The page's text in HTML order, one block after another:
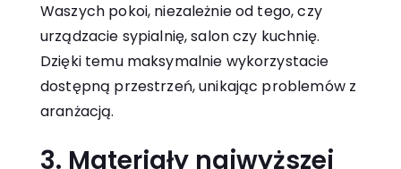
Waszych pokoi, niezależnie od tego, czy
urządzacie sypialnię, salon czy kuchnię.
Dzięki temu maksymalnie wykorzystacie
dostępną przestrzeń, unikając problemów z
aranżacją.
3. Materiały najwyższej